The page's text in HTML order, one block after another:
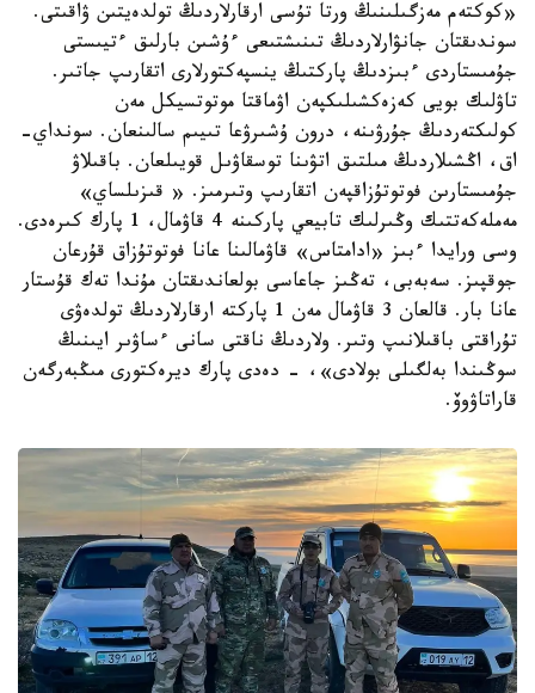
«كوكتەم مەزگىلىنىڭ ورتا تۇسى ارقارلاردىڭ تولدەيتىن ۋاقىتى.
سوندىقتان جانۋارلاردىڭ تىنىشتىعى ءۇشىن بارلىق ءتيىستى
جۇمىستاردى ءبىزدىڭ پاركتىڭ ينسپەكتورلارى اتقارىپ جاتىر.
تاۋلىك بويى كەزەكشىلىكپەن اۋماقتا موتوتسيكل مەن
كولىكتەردىڭ جۇرۋىنە، درون ۇشىرۋعا تىيىم سالىنعان. سونداي-
اق، اڭشىلاردىڭ مىلتىق اتۋىنا توسقاۋىل قويىلعان. باقىلاۋ
جۇمىستارىن فوتوتۇزاقپەن اتقارىپ وتىرمىز. « قىزىلساي»
مەملەكەتتىك وڭىرلىك تابيعي پاركىنە 4 قاۋمال، 1 پارك كىرەدى.
وسى ورايدا ءبىز «ادامتاس» قاۋمالىنا عانا فوتوتۇزاق قۇرعان
جوقپىز. سەبەبى، تەڭىز جاعاسى بولعاندىقتان مۇندا تەك قۇستار
عانا بار. قالعان 3 قاۋمال مەن 1 پاركتە ارقارلاردىڭ تولدەۋى
تۇراقتى باقىلانىپ وتىر. ولاردىڭ ناقتى سانى ءساۋىر ايىنىڭ
سوڭىندا بەلگىلى بولادى»، - دەدى پارك ديرەكتورى مىڭبەرگەن
قاراتاۋوۆ.